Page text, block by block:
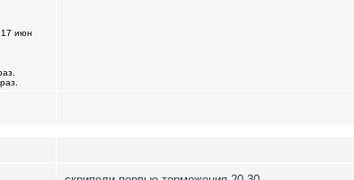
17 июн
раз.